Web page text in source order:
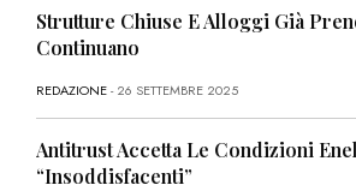
Strutture Chiuse E Alloggi Già
Continuano
REDAZIONE- 26 SETTEMBRE 2025
Antitrust Accetta Le Condizioni
“Insoddisfacenti”